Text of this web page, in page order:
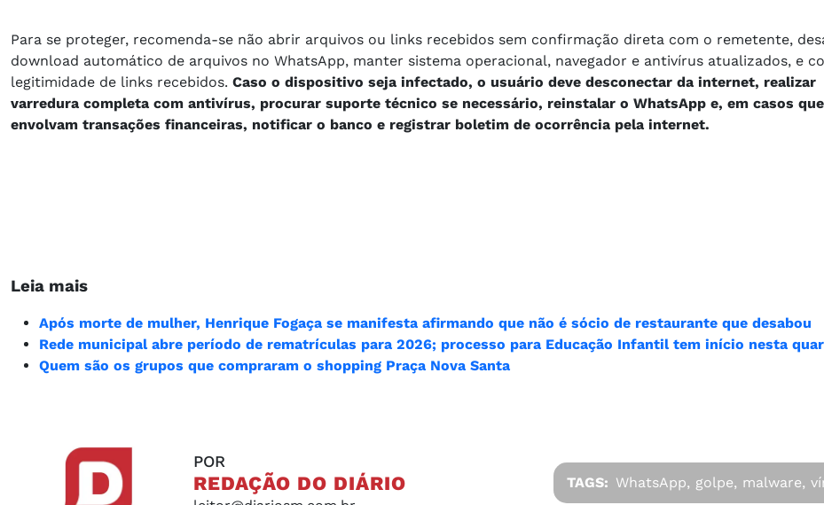
Para se proteger, recomenda-se não abrir arquivos ou links recebidos sem confirmação direta com o remetente,
download automático de arquivos no WhatsApp, manter sistema operacional, navegador e antivírus atualizados, e
legitimidade de links recebidos. Caso o dispositivo seja infectado, o usuário deve desconectar da internet, realizar
varredura completa com antivírus, procurar suporte técnico se necessário, reinstalar o WhatsApp e, em casos que
envolvam transações financeiras, notificar o banco e registrar boletim de ocorrência pela internet.
Leia mais
Após morte de mulher, Henrique Fogaça se manifesta afirmando que não é sócio de restaurante que desabou
Rede municipal abre período de rematrículas para 2026; processo para Educação Infantil tem início nesta
Quem são os grupos que compraram o shopping Praça Nova Santa
POR
REDAÇÃO DO DIÁRIO TAGS: WhatsApp, golpe, malware,